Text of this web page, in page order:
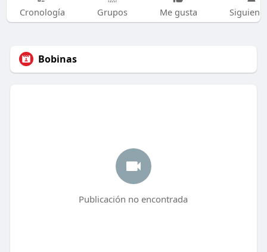
Cronología Grupos Me gusta
Bobinas
Publicación no encontrada